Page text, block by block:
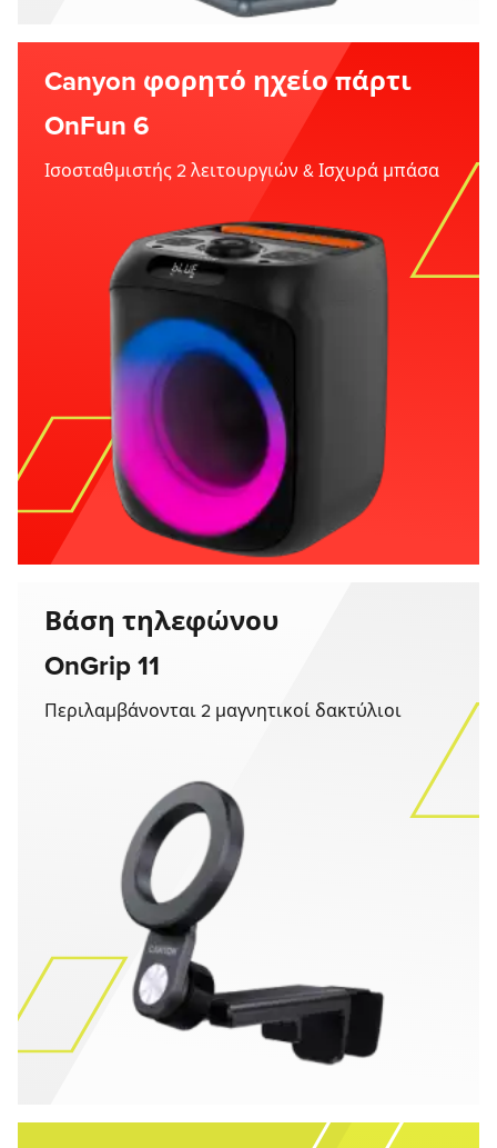
Canyon φορητό ηχείο πάρτι
OnFun 6
Ισοσταθμιστής 2 λειτουργιών & Ισχυρά μπάσα
Βάση τηλεφώνου
OnGrip 11
Περιλαμβάνονται 2 μαγνητικοί δακτύλιοι